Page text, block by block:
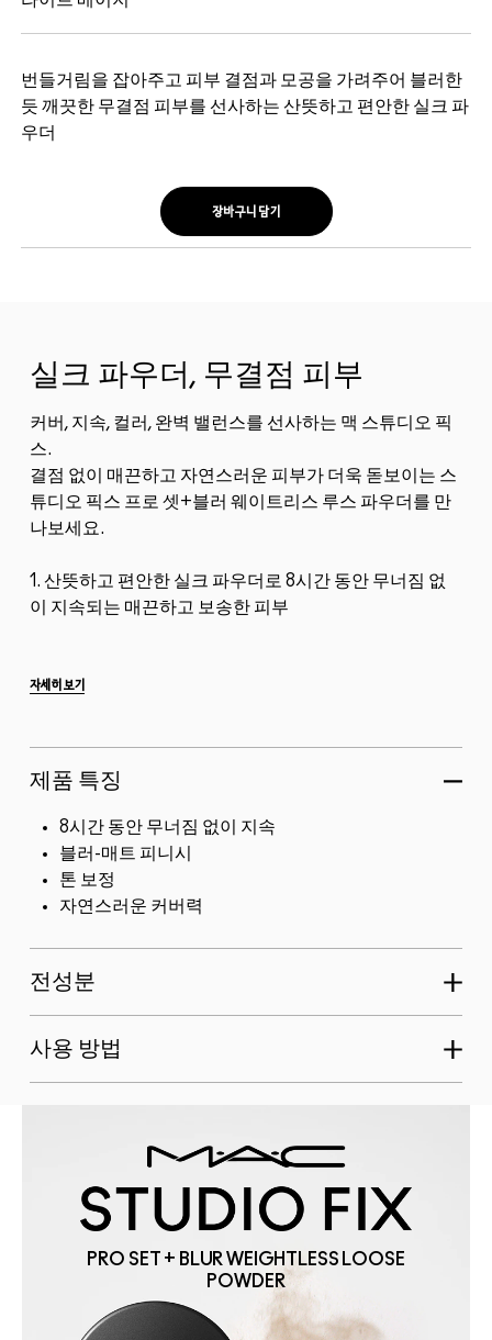
번들거림을 잡아주고 피부 결점과 모공을 가려주어 블러한
듯 깨끗한 무결점 피부를 선사하는 산뜻하고 편안한 실크 파
우더
장바구니 담기
실크 파우더, 무결점 피부
커버, 지속, 컬러, 완벽 밸런스를 선사하는 맥 스튜디오 픽
스.
결점 없이 매끈하고 자연스러운 피부가 더욱 돋보이는 스
튜디오 픽스 프로 셋+블러 웨이트리스 루스 파우더를 만
나보세요.
1. 산뜻하고 편안한 실크 파우더로 8시간 동안 무너짐 없
이 지속되는 매끈하고 보송한 피부
러한 듯 깨끗한 무결점 피부를 선사하는 입체적인 블러-
자세히 보기
제품 특징
8시간 동안 무너짐 없이 지속
블러-매트 피니시
톤 보정
자연스러운 커버력
전성분
사용 방법
PRO SET + BLUR WEIGHTLESS LOOSE
POWDER